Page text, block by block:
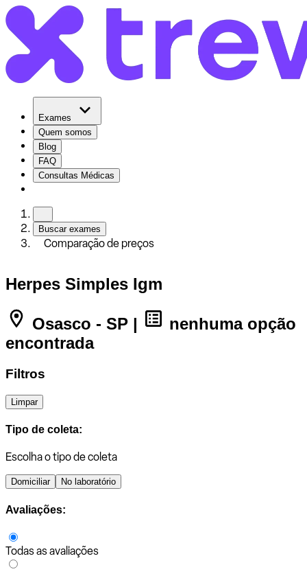
Exames
Quem somos
Blog
FAQ
Consultas Médicas
Buscar exames
Comparação de preços
Herpes Simples Igm
Osasco - SP |
nenhuma opção
encontrada
Filtros
Limpar
Tipo de coleta:
Escolha o tipo de coleta
Domiciliar No laboratório
Avaliações:
Todas as avaliações